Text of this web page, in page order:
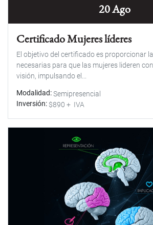
20 Ago
Certificado Mujeres líderes
El objetivo del certificado es proporcionar
necesarias para que las mujeres lideren
visión, impulsando el...
Modalidad Semipresencial
Inversión $890 + IVA